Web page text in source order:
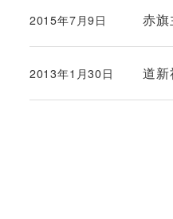
赤
投稿日
2015年7月9日
道
投稿日
2013年1月30日